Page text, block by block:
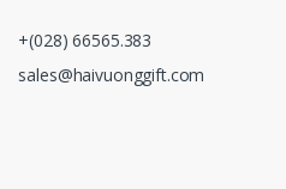
+(028) 66565.383
sales@haivuonggift.com